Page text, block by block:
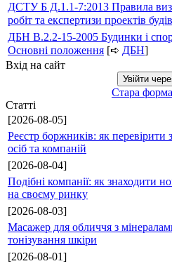
ДСТУ Б Д.1.1-7:2013 Правила
робіт та експертизи проектів
ДБН В.2.2-15-2005 Будинки і
Основні положення [➪ ДБН]
Вхід на сайт
Увійти
Стара
Статті
[2026-08-05]
Реєстр боржників: як перевірити
осіб та компаній
[2026-08-04]
Подібні компанії: як знаходити
на своєму ринку
[2026-08-03]
Масажер для обличчя з
тонізування шкіри
[2026-08-01]